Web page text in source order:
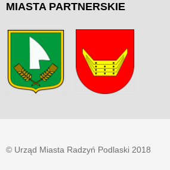
MIASTA PARTNERSKIE
© Urząd Miasta Radzyń Podlaski 2018